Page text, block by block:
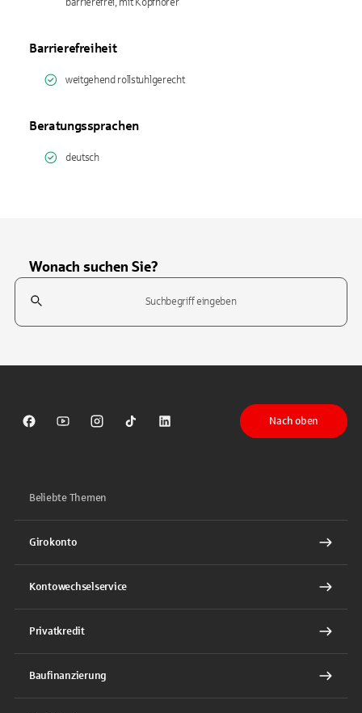
barrierefrei, mit Kopfhörer
Barrierefreiheit
weitgehend rollstuhlgerecht
Beratungssprachen
deutsch
Wonach suchen Sie?
Suchfeld
Sparkasse auf Facebook
Sparkasse auf Youtube
Sparkasse auf Instagram
Sparkasse auf TikTok
Sparkasse auf LinkedIn
Nach oben
Beliebte Themen
Girokonto
Kontowechselservice
Privatkredit
Baufinanzierung